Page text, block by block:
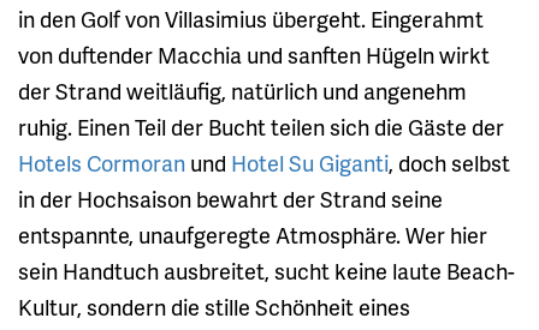
in den Golf von Villasimius übergeht. Eingerahmt
von duftender Macchia und sanften Hügeln wirkt
der Strand weitläufig, natürlich und angenehm
ruhig. Einen Teil der Bucht teilen sich die Gäste der
Hotels Cormoran und Hotel Su Giganti, doch selbst
in der Hochsaison bewahrt der Strand seine
entspannte, unaufgeregte Atmosphäre. Wer hier
sein Handtuch ausbreitet, sucht keine laute Beach-
Kultur, sondern die stille Schönheit eines